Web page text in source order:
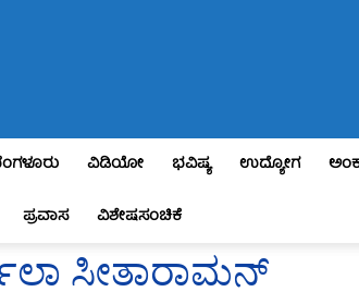
ವಿಡಿಯೋ ಭವಿಷ್ಯ ಉದ್ಯೋಗ
ಪ್ರವಾಸ ವಿಶೇಷಸಂಚಿಕೆ
ಸೀತಾರಾಮನ್